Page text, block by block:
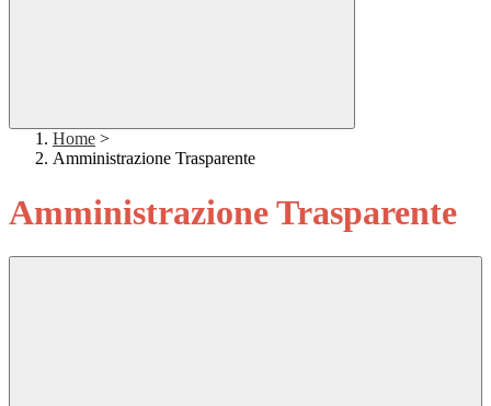
Home >
Amministrazione Trasparente
Amministrazione Trasparente